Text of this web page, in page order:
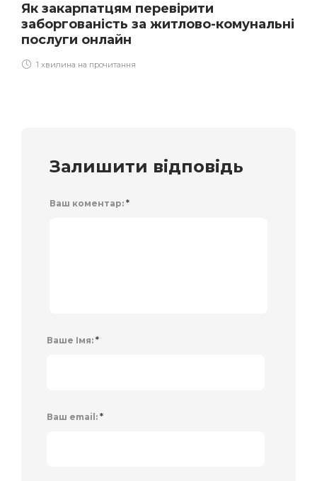
Як закарпатцям перевірити
заборгованість за житлово-комунальні
послуги онлайн
1 хвилина на прочитання
Залишити відповідь
Ваш коментар: *
Ваше Імя: *
Ваш email: *